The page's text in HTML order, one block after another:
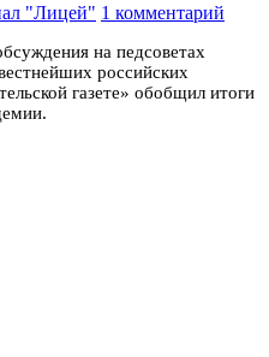
"Лицей" 1 комментарий
на педсоветах
российских
газете» обобщил итоги